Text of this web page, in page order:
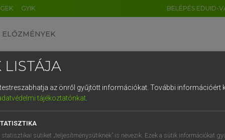
GYIK BELÉPÉS EDUID-
ELŐZMÉNYEK
angol szótár
fn utókor
LISTÁJA
az önről gyűjtött információkat. További információért
tájékoztatónkat.
statisztikai sütiket „teljesítménysütiknek” is nevezik. Ezek a sütik információkat
DE CN FR ES IT NL
1 2 3 4 5 6 7 8 9
q w e r t z u i